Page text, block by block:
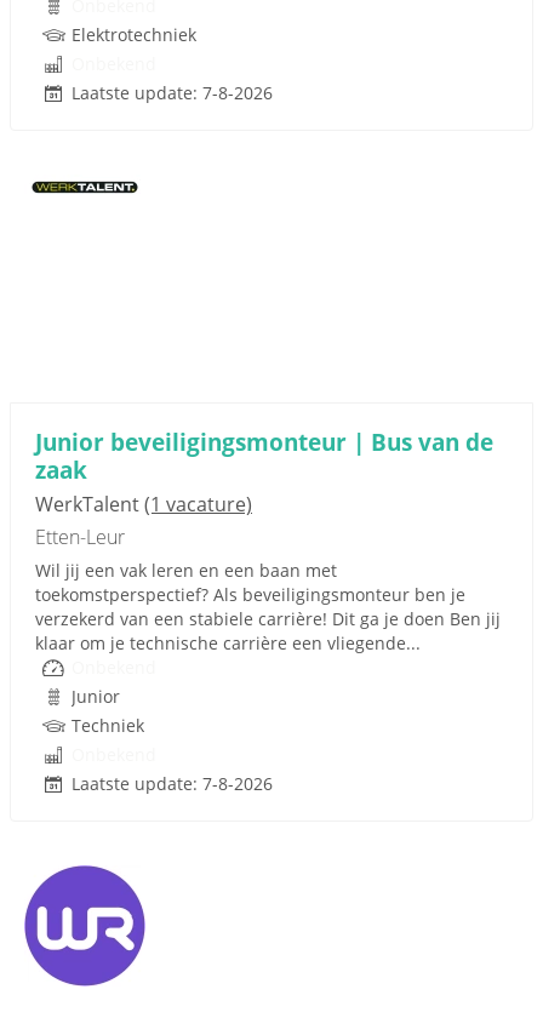
Elektrotechniek
Laatste update: 7-8-2026
Junior beveiligingsmonteur | Bus van de
zaak
WerkTalent(1 vacature)
Etten-Leur
Wil jij een vak leren en een baan met
toekomstperspectief? Als beveiligingsmonteur ben je
verzekerd van een stabiele carrière! Dit ga je doen Ben jij
klaar om je technische carrière een vliegende...
Junior
Techniek
Laatste update: 7-8-2026